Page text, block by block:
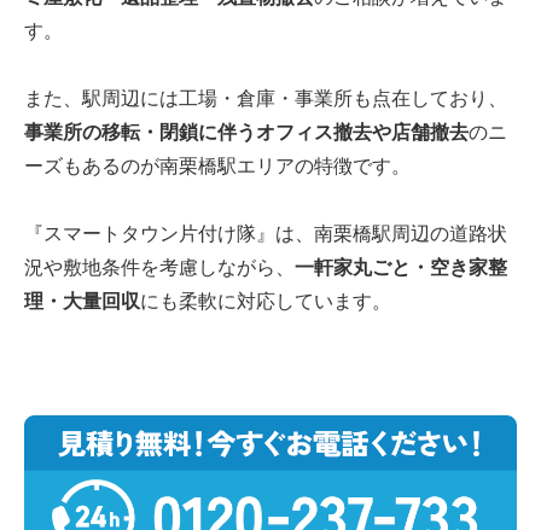
す。
また、駅周辺には工場・倉庫・事業所も点在しており、
事業所の移転・閉鎖に伴うオフィス撤去や店舗撤去のニ
ーズもあるのが南栗橋駅エリアの特徴です。
『スマートタウン片付け隊』は、南栗橋駅周辺の道路状
況や敷地条件を考慮しながら、 一軒家丸ごと・空き家整
理・大量回収にも柔軟に対応しています。